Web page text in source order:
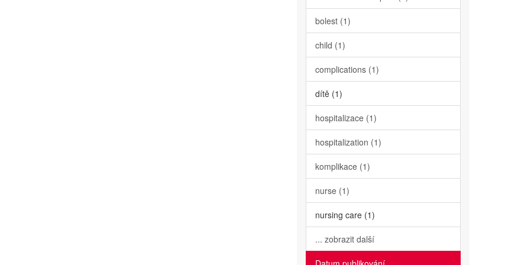
bolest (1)
child (1)
complications (1)
dítě (1)
hospitalizace (1)
hospitalization (1)
komplikace (1)
nurse (1)
nursing care (1)
... zobrazit další